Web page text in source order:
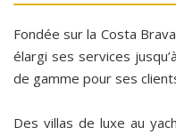
Fondée sur la Costa
élargi ses services
de gamme pour ses
Des villas de luxe au